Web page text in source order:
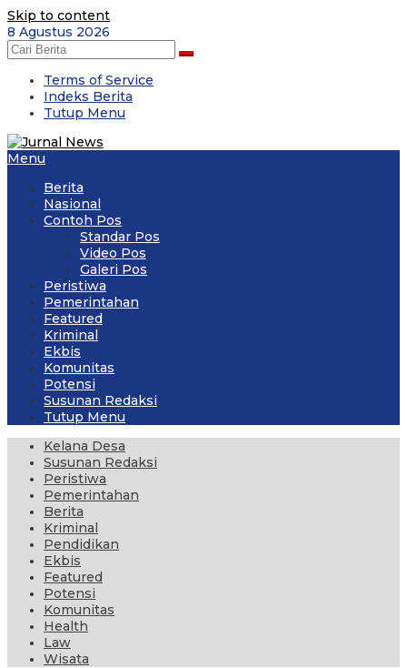
Skip to content
8 Agustus 2026
Terms of Service
Indeks Berita
Tutup Menu
Menu
Berita
Nasional
Contoh Pos
Standar Pos
Video Pos
Galeri Pos
Peristiwa
Pemerintahan
Featured
Kriminal
Ekbis
Komunitas
Potensi
Susunan Redaksi
Tutup Menu
Kelana Desa
Susunan Redaksi
Peristiwa
Pemerintahan
Berita
Kriminal
Pendidikan
Ekbis
Featured
Potensi
Komunitas
Health
Law
Wisata